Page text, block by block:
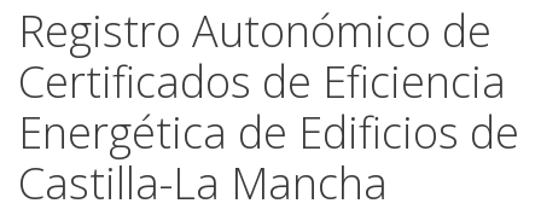
Registro Autonómico de
Certificados de Eficiencia
Energética de Edificios de
Castilla-La Mancha